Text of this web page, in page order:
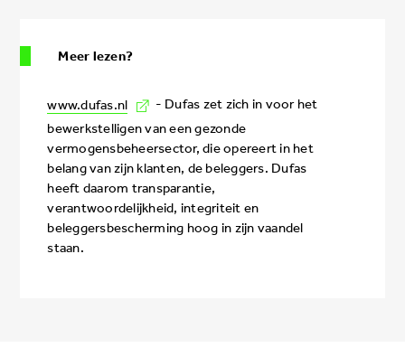
Meer lezen?
www.dufas.nl
- Dufas zet zich in voor het
bewerkstelligen van een gezonde
vermogensbeheersector, die opereert in het
belang van zijn klanten, de beleggers. Dufas
heeft daarom transparantie,
verantwoordelijkheid, integriteit en
beleggersbescherming hoog in zijn vaandel
staan.